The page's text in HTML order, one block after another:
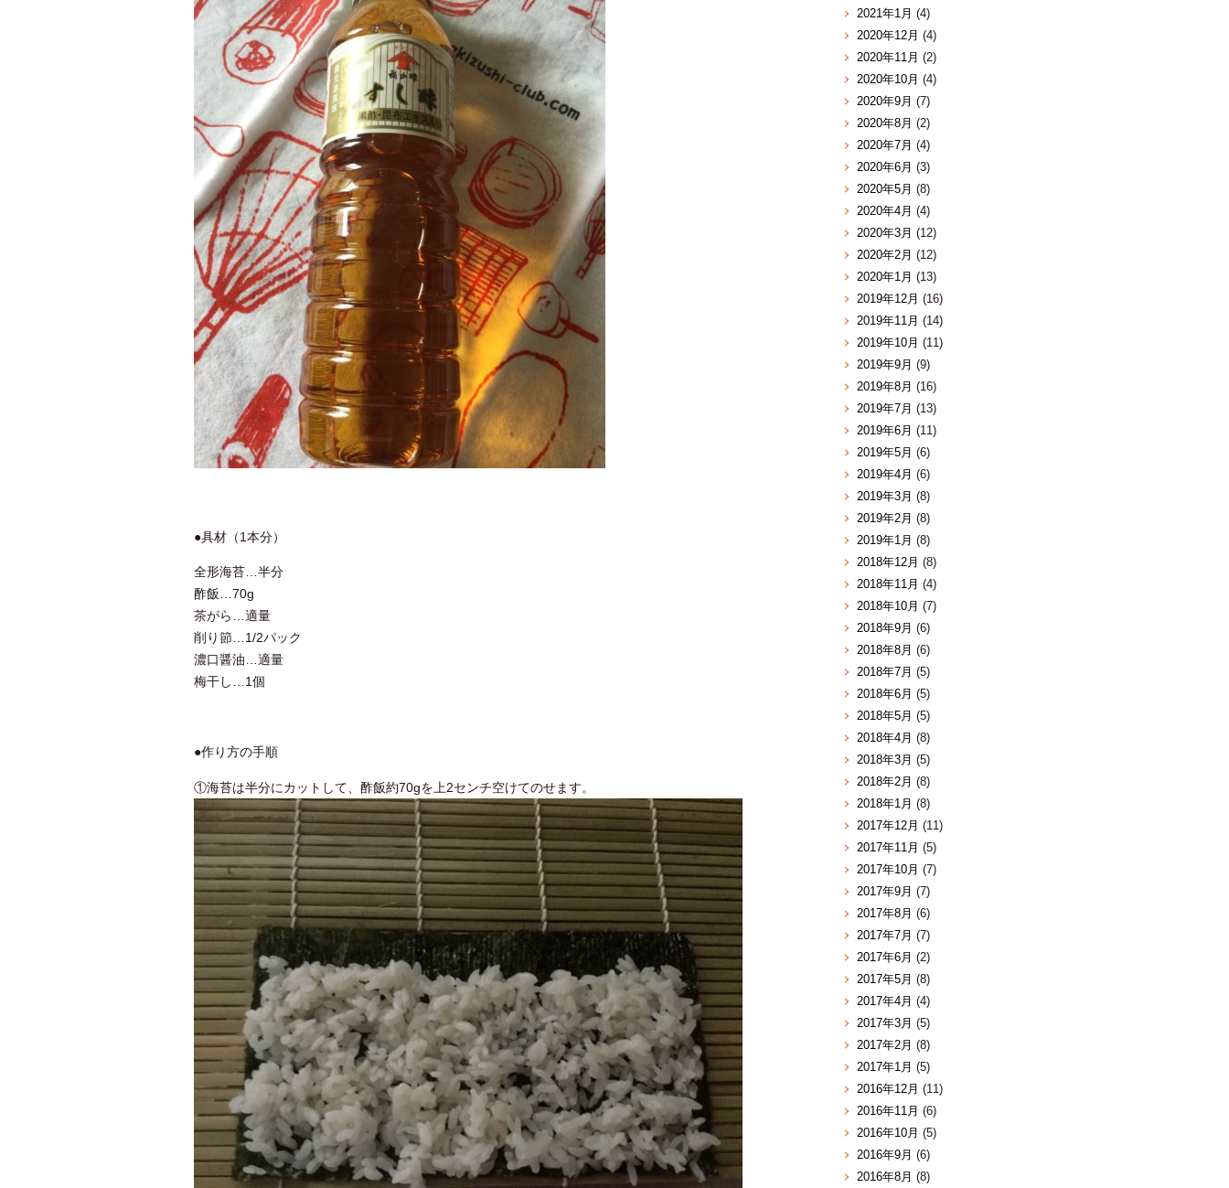
●具材（1本分）
全形海苔…半分
酢飯…70g
茶がら…適量
削り節…1/2パック
濃口醤油…適量
梅干し…1個
●作り方の手順
①海苔は半分にカットして、酢飯約70gを上2センチ空けてのせます。
2021年1月 (4)
2020年12月 (4)
2020年11月 (2)
2020年10月 (4)
2020年9月 (7)
2020年8月 (2)
2020年7月 (4)
2020年6月 (3)
2020年5月 (8)
2020年4月 (4)
2020年3月 (12)
2020年2月 (12)
2020年1月 (13)
2019年12月 (16)
2019年11月 (14)
2019年10月 (11)
2019年9月 (9)
2019年8月 (16)
2019年7月 (13)
2019年6月 (11)
2019年5月 (6)
2019年4月 (6)
2019年3月 (8)
2019年2月 (8)
2019年1月 (8)
2018年12月 (8)
2018年11月 (4)
2018年10月 (7)
2018年9月 (6)
2018年8月 (6)
2018年7月 (5)
2018年6月 (5)
2018年5月 (5)
2018年4月 (8)
2018年3月 (5)
2018年2月 (8)
2018年1月 (8)
2017年12月 (11)
2017年11月 (5)
2017年10月 (7)
2017年9月 (7)
2017年8月 (6)
2017年7月 (7)
2017年6月 (2)
2017年5月 (8)
2017年4月 (4)
2017年3月 (5)
2017年2月 (8)
2017年1月 (5)
2016年12月 (11)
2016年11月 (6)
2016年10月 (5)
2016年9月 (6)
2016年8月 (8)